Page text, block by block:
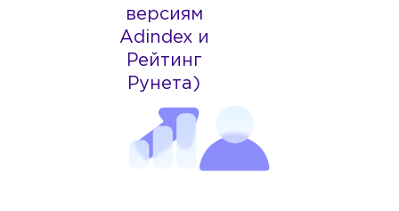
версиям
Adindex и
Рейтинг
Рунета)